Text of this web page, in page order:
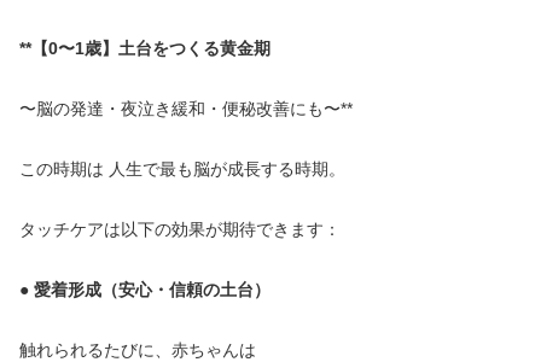
**【0〜1歳】土台をつくる黄金期
〜脳の発達・夜泣き緩和・便秘改善にも〜**
この時期は 人生で最も脳が成長する時期。
タッチケアは以下の効果が期待できます：
● 愛着形成（安心・信頼の土台）
触れられるたびに、赤ちゃんは